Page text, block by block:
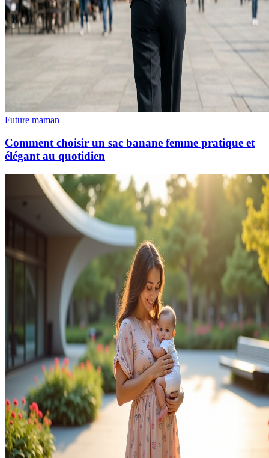
Future maman
Comment choisir un sac banane femme pratique et
élégant au quotidien